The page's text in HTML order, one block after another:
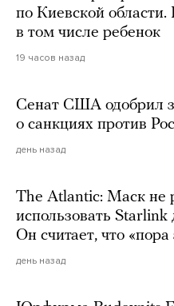
по Киевской области.
в том числе ребенок
19 часов назад
Сенат США одобрил
о санкциях против
день назад
The Atlantic: Маск не
использовать Starlink
Он считает, что
день назад